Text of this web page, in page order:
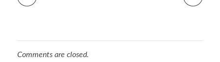
Comments are closed.